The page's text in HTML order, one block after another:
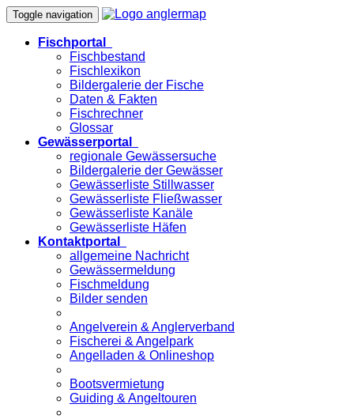
Toggle navigation
Fischportal
Fischbestand
Fischlexikon
Bildergalerie der Fische
Daten & Fakten
Fischrechner
Glossar
Gewässerportal
regionale Gewässersuche
Bildergalerie der Gewässer
Gewässerliste Stillwasser
Gewässerliste Fließwasser
Gewässerliste Kanäle
Gewässerliste Häfen
Kontaktportal
allgemeine Nachricht
Gewässermeldung
Fischmeldung
Bilder senden
Angelverein & Anglerverband
Fischerei & Angelpark
Angelladen & Onlineshop
Bootsvermietung
Guiding & Angeltouren